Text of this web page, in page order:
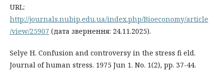
URL:
http://journals.nubip.edu.ua/index.php/Bioeconomy/article
/view/25907 (дата звернення: 24.11.2025).
Selye H. Confusion and controversy in the stress fi eld.
Journal of human stress. 1975 Jun 1. No. 1(2), pp. 37-44.